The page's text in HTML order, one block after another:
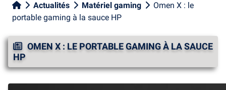
Actualités Matériel gaming
Omen X : le
portable gaming à la sauce HP
OMEN X : LE PORTABLE GAMING À LA SAUCE
HP